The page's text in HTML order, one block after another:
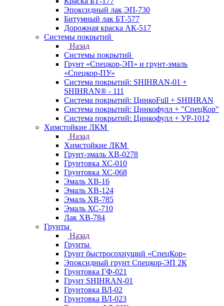
Эпоксидный лак ЭП-730
Битумный лак БТ-577
Дорожная краска АК-517
Системы покрытий
Назад
Системы покрытий
Грунт «Спецкор-ЭП» и грунт-эмаль
«Спецкор-ПУ»
Система покрытий: SHIHRAN-01 +
SHIHRAN® - 111
Система покрытий: ЦинкоFull + SHIHRAN
Система покрытий: Цинкофулл + "СпецКор"
Система покрытий: Цинкофулл + УР-1012
Химстойкие ЛКМ
Назад
Химстойкие ЛКМ
Грунт-эмаль ХВ-0278
Грунтовка ХС-010
Грунтовка ХС-068
Эмаль ХВ-16
Эмаль ХВ-124
Эмаль ХВ-785
Эмаль ХС-710
Лак ХВ-784
Грунты
Назад
Грунты
Грунт быстросохнущий «СпецКор»
Эпоксидный грунт Спецкор-ЭП 2К
Грунтовка ГФ-021
Грунт SHIHRAN-01
Грунтовка ВЛ-02
Грунтовка ВЛ-023